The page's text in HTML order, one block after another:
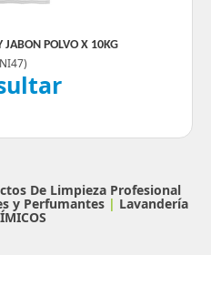
JABON POLVO X 10KG
)
De Limpieza Profesional
y Perfumantes| Lavandería